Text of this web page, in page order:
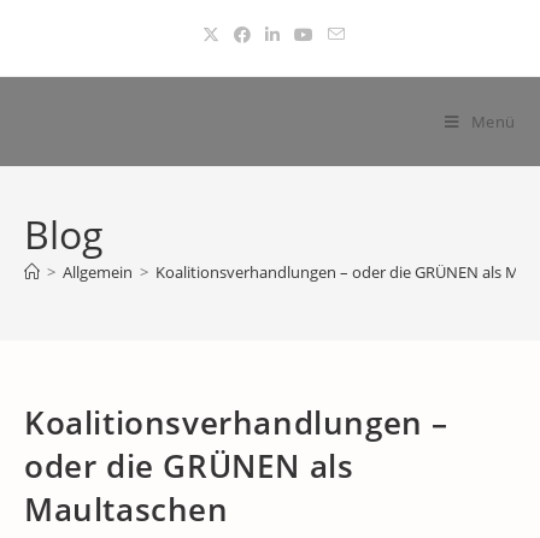
springen
Menü
Blog
> Allgemein > Koalitionsverhandlungen – oder die GRÜNEN als
Koalitionsverhandlungen –
oder die GRÜNEN als
Maultaschen